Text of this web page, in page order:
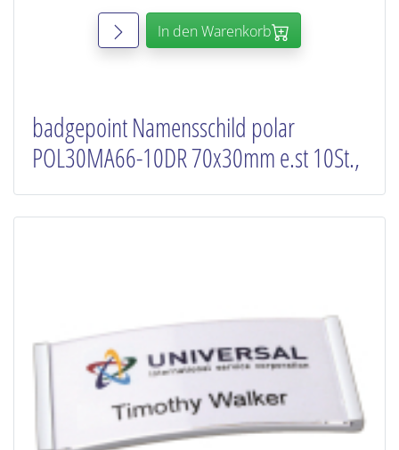
In den Warenkorb
badgepoint Namensschild polar
POL30MA66-10DR 70x30mm e.st 10St.,